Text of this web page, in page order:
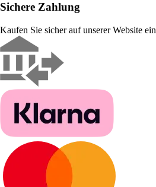
Sichere Zahlung
Kaufen Sie sicher auf unserer Website ein